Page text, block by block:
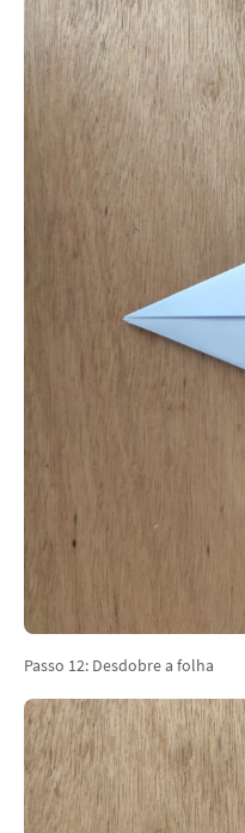
Passo 12: Desdobre a folha